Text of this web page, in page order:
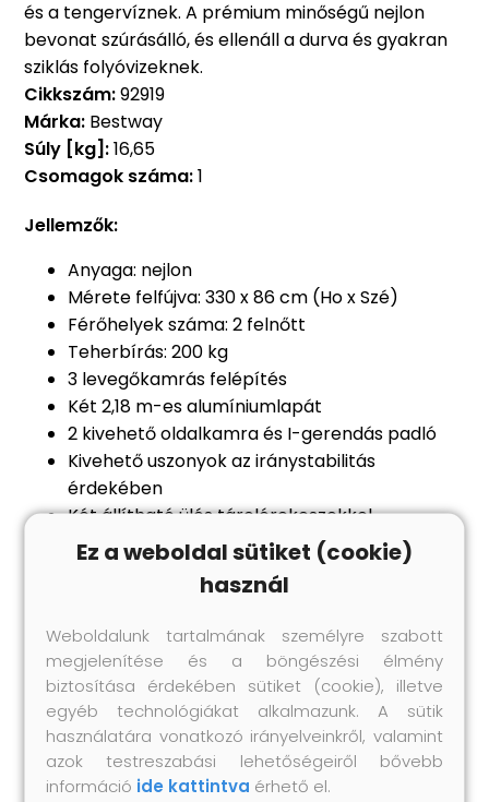
és a tengervíznek. A prémium minőségű nejlon
bevonat szúrásálló, és ellenáll a durva és gyakran
sziklás folyóvizeknek.
Cikkszám:92919
Márka: Bestway
Súly [kg]:16,65
Csomagok száma:1
Jellemzők:
Anyaga: nejlon
Mérete felfújva: 330 x 86 cm (Ho x Szé)
Férőhelyek száma: 2 felnőtt
Teherbírás: 200 kg
3 levegőkamrás felépítés
Két 2,18 m-es alumíniumlapát
2 kivehető oldalkamra és I-gerendás padló
Kivehető uszonyok az iránystabilitás
érdekében
Két állítható ülés tárolórekeszekkel
Evezőcsatokkal
Gyorsan felfújható és leereszthető a csavaros
szelepek segítségével
Beépített vízleeresztő szelep
Kivehető tárolótáskával
Bestway cikkszám: 65052
A csomag tartalma:
1 db kajak
2 db evező
1 db kézi pumpa
Ez a weboldal sütiket (cookie)
használ
Weboldalunk tartalmának személyre szabott
megjelenítése és a böngészési élmény
biztosítása érdekében sütiket (cookie), illetve
egyéb technológiákat alkalmazunk. A sütik
használatára vonatkozó irányelveinkről, valamint
azok testreszabási lehetőségeiről bővebb
információ ide kattintva érhető el.